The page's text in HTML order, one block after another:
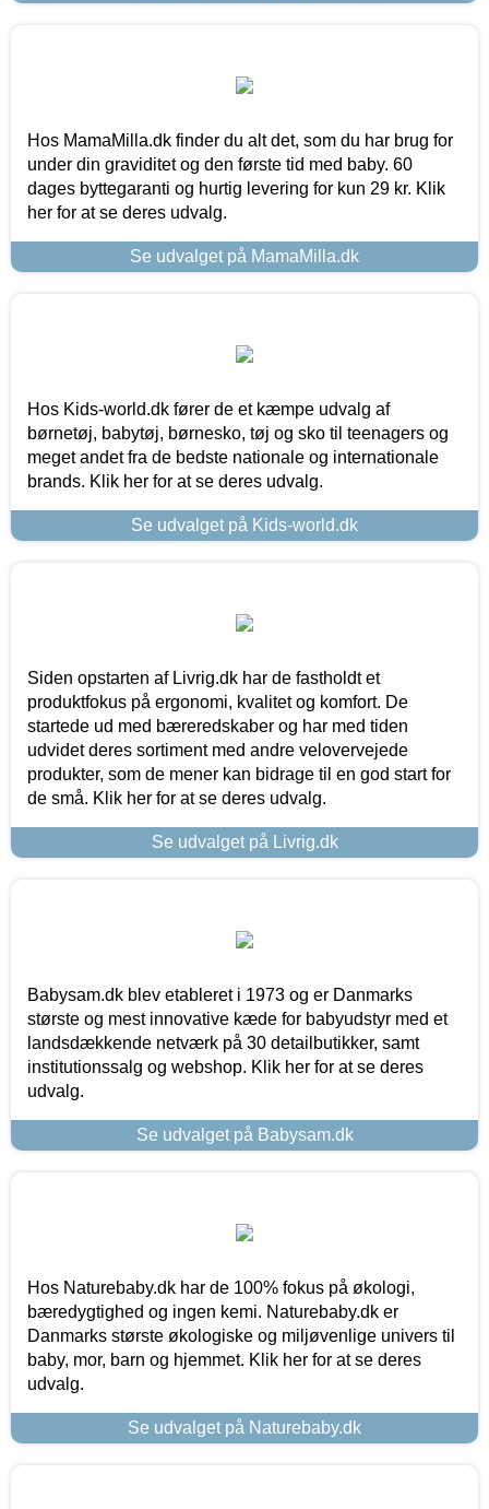
Hos MamaMilla.dk finder du alt det, som du har brug for
under din graviditet og den første tid med baby. 60
dages byttegaranti og hurtig levering for kun 29 kr. Klik
her for at se deres udvalg.
Se udvalget på MamaMilla.dk
Hos Kids-world.dk fører de et kæmpe udvalg af
børnetøj, babytøj, børnesko, tøj og sko til teenagers og
meget andet fra de bedste nationale og internationale
brands. Klik her for at se deres udvalg.
Se udvalget på Kids-world.dk
Siden opstarten af Livrig.dk har de fastholdt et
produktfokus på ergonomi, kvalitet og komfort. De
startede ud med bæreredskaber og har med tiden
udvidet deres sortiment med andre velovervejede
produkter, som de mener kan bidrage til en god start for
de små. Klik her for at se deres udvalg.
Se udvalget på Livrig.dk
Babysam.dk blev etableret i 1973 og er Danmarks
største og mest innovative kæde for babyudstyr med et
landsdækkende netværk på 30 detailbutikker, samt
institutionssalg og webshop. Klik her for at se deres
udvalg.
Se udvalget på Babysam.dk
Hos Naturebaby.dk har de 100% fokus på økologi,
bæredygtighed og ingen kemi. Naturebaby.dk er
Danmarks største økologiske og miljøvenlige univers til
baby, mor, barn og hjemmet. Klik her for at se deres
udvalg.
Se udvalget på Naturebaby.dk